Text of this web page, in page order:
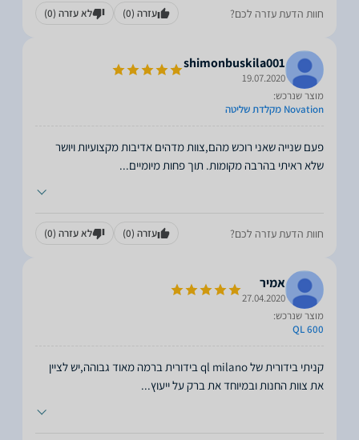
חוות הדעת עזרה לכם? עזרה (0) לא עזרה (0)
shimonbuskila001
19.07.2020
מוצר שנרכש:
Novation מקלדת שליטה
פעם שנייה שאני רוכש מהם,צוות מדהים אדיבות מקצועיות ויושר
שלא ראיתי בהרבה מקומות. תוך פחות מיומיים...
חוות הדעת עזרה לכם? עזרה (0) לא עזרה (0)
אמיר
27.04.2020
מוצר שנרכש:
QL 600
קניתי בידורית של ql milano בידורית ברמה מאוד גבוהה,יש לציין
את צוות החנות ובמיוחד את ברק על ייעוץ...